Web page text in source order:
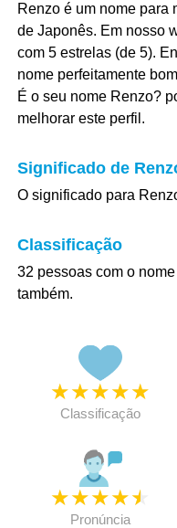
Renzo é um nome para
de Japonês. Em nosso
com 5 estrelas (de 5).
nome perfeitamente
É o seu nome Renzo?
melhorar este perfil.
Significado de
O significado para
Classificação
32 pessoas com o
também.
★★★★★
Classificação
★★★★★
Pronúncia